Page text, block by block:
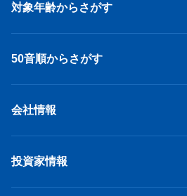
対象年齢からさがす
50音順からさがす
会社情報
投資家情報